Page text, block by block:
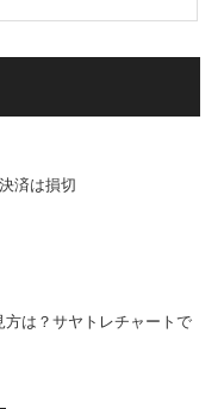
済は損切
は？サヤトレチャートで